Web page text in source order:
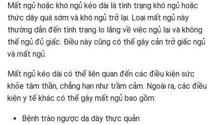
Mất ngủ hoặc khó ngủ kéo dài là tình trạng khó ngủ hoặc
thức dậy quá sớm và khó ngủ trở lại. Loại mất ngủ này
thường dẫn đến tình trạng lo lắng về việc ngủ lại và không
thể ngủ đủ giấc. Điều này cũng có thể gây cản trở giấc ngủ
và mất ngủ.
Mất ngủ kéo dài có thể liên quan đến các điều kiện sức
khỏe tâm thần, chẳng hạn như trầm cảm. Ngoài ra, các điều
kiện y tế khác có thể gây mất ngủ bao gồm:
Bệnh trào ngược dạ dày thực quản